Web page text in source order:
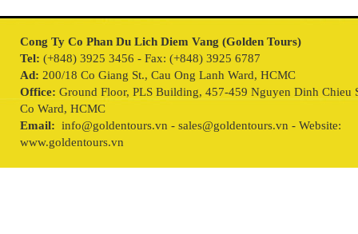
Cong Ty Co Phan Du Lich Diem Vang (Golden Tours)
Tel: (+848) 3925 3456 - Fax: (+848) 3925 6787
Ad: 200/18 Co Giang St., Cau Ong Lanh Ward, HCMC
Office: Ground Floor, PLS Building, 457-459 Nguyen Dinh Chieu
Co Ward, HCMC
Email: info@goldentours.vn - sales@goldentours.vn - Website:
www.goldentours.vn